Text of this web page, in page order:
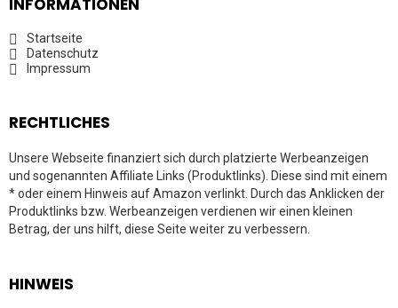
Startseite
Datenschutz
Impressum
RECHTLICHES
Unsere Webseite finanziert sich durch platzierte Werbeanzeigen
und sogenannten Affiliate Links (Produktlinks). Diese sind mit einem
* oder einem Hinweis auf Amazon verlinkt. Durch das Anklicken der
Produktlinks bzw. Werbeanzeigen verdienen wir einen kleinen
Betrag, der uns hilft, diese Seite weiter zu verbessern.
HINWEIS